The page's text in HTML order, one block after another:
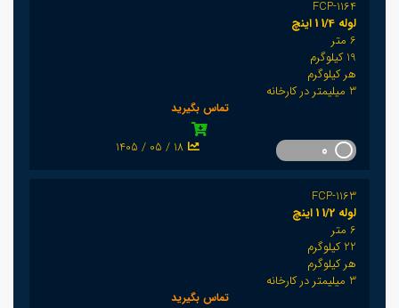
FCP-1164
لوله 1/4 1 اینچ
6 متر
19 کیلوگرم
هر کیلوگرم
3 میلیمتر در کارخانه
تماس بگیرید
1405 / 05 / 18
FCP-1163
لوله 1/2 1 اینچ
6 متر
22 کیلوگرم
هر کیلوگرم
3 میلیمتر در کارخانه
تماس بگیرید